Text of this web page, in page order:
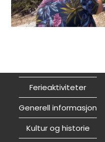
Ferieaktiviteter
Generell informasjon
Kultur og historie